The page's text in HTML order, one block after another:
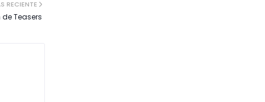
RECIENTE
de Teasers